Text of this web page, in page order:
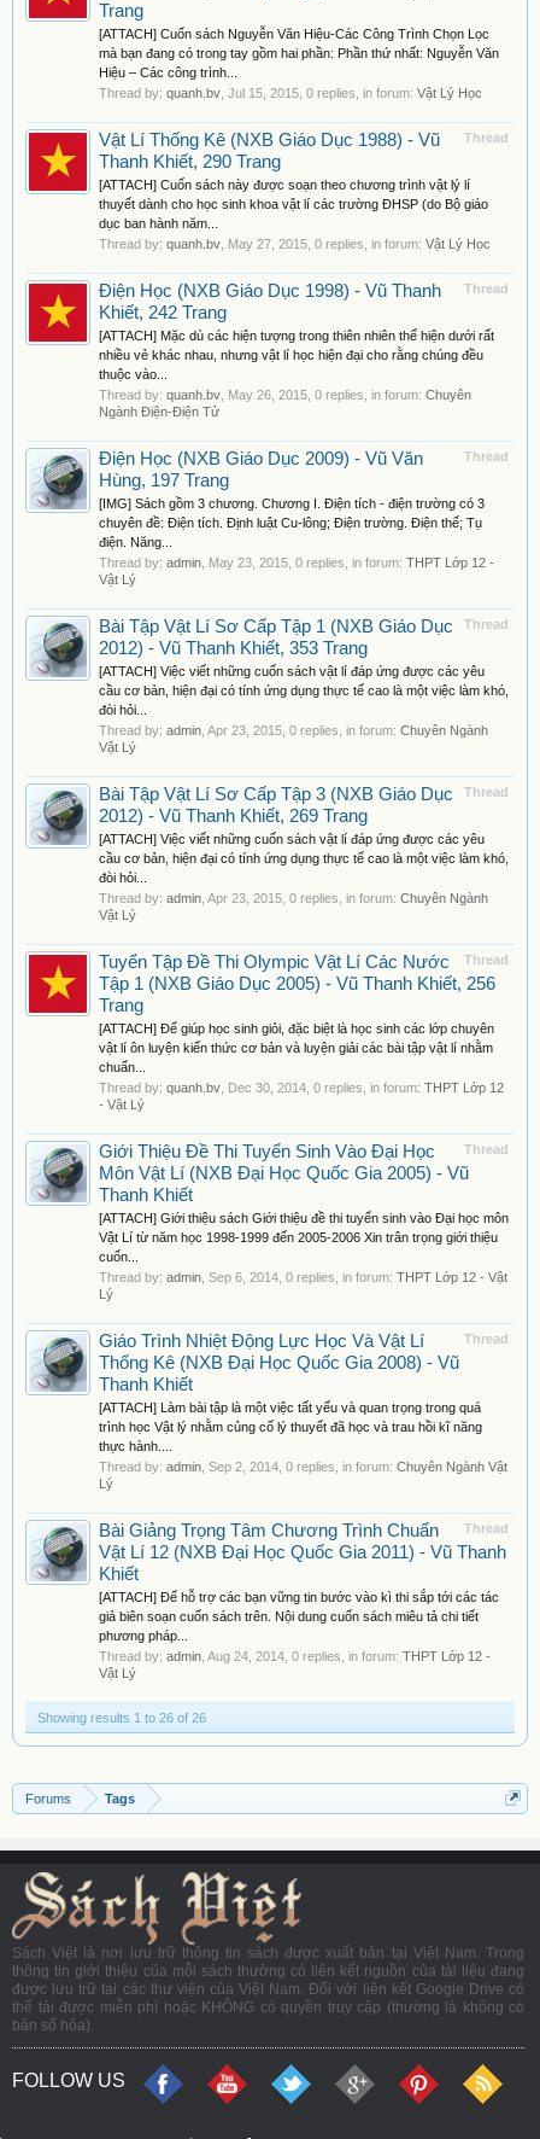
Trang
[ATTACH] Cuốn sách Nguyễn Văn Hiệu-Các Công Trình Chọn Lọc
mà bạn đang có trong tay gồm hai phần: Phần thứ nhất: Nguyễn Văn
Hiệu – Các công trình...
Thread by: quanh.bv Jul 15, 2015 , 0 replies, in forum: Vật Lý Học
Thread
Vật Lí Thống Kê (NXB Giáo Dục 1988) - Vũ
Thanh Khiết, 290 Trang
[ATTACH] Cuốn sách này được soạn theo chương trình vật lý lí
thuyết dành cho học sinh khoa vật lí các trường ĐHSP (do Bộ giáo
dục ban hành năm...
Thread by: quanh.bv May 27, 2015 , 0 replies, in forum: Vật Lý Học
Thread
Điện Học (NXB Giáo Dục 1998) - Vũ Thanh
Khiết, 242 Trang
[ATTACH] Mặc dù các hiện tượng trong thiên nhiên thể hiện dưới rất
nhiều vẻ khác nhau, nhưng vật lí học hiện đại cho rằng chúng đều
thuộc vào...
Thread by: quanh.bv May 26, 2015 , 0 replies, in forum: Chuyên
Ngành Điện-Điện Tử
Thread
Điện Học (NXB Giáo Dục 2009) - Vũ Văn
Hùng, 197 Trang
[IMG] Sách gồm 3 chương. Chương I. Điện tích - điện trường có 3
chuyên đề: Điện tích. Định luật Cu-lông; Điện trường. Điện thế; Tụ
điện. Năng...
Thread by: admin May 23, 2015 , 0 replies, in forum: THPT Lớp 12 -
Vật Lý
Thread
Bài Tập Vật Lí Sơ Cấp Tập 1 (NXB Giáo Dục
2012) - Vũ Thanh Khiết, 353 Trang
[ATTACH] Việc viết những cuốn sách vật lí đáp ứng được các yêu
cầu cơ bản, hiện đại có tính ứng dụng thực tế cao là một việc làm khó,
đòi hỏi...
Thread by: admin Apr 23, 2015 , 0 replies, in forum: Chuyên Ngành
Vật Lý
Thread
Bài Tập Vật Lí Sơ Cấp Tập 3 (NXB Giáo Dục
2012) - Vũ Thanh Khiết, 269 Trang
[ATTACH] Việc viết những cuốn sách vật lí đáp ứng được các yêu
cầu cơ bản, hiện đại có tính ứng dụng thực tế cao là một việc làm khó,
đòi hỏi...
Thread by: admin Apr 23, 2015 , 0 replies, in forum: Chuyên Ngành
Vật Lý
Thread
Tuyển Tập Đề Thi Olympic Vật Lí Các Nước
Tập 1 (NXB Giáo Dục 2005) - Vũ Thanh Khiết, 256
Trang
[ATTACH] Để giúp học sinh giỏi, đặc biệt là học sinh các lớp chuyên
vật lí ôn luyện kiến thức cơ bản và luyện giải các bài tập vật lí nhằm
chuẩn...
Thread by: quanh.bv Dec 30, 2014 , 0 replies, in forum: THPT Lớp 12
- Vật Lý
Thread
Giới Thiệu Đề Thi Tuyển Sinh Vào Đại Học
Môn Vật Lí (NXB Đại Học Quốc Gia 2005) - Vũ
Thanh Khiết
[ATTACH] Giới thiệu sách Giới thiệu đề thi tuyển sinh vào Đại học môn
Vật Lí từ năm học 1998-1999 đến 2005-2006 Xin trân trọng giới thiệu
cuốn...
Thread by: admin Sep 6, 2014 , 0 replies, in forum: THPT Lớp 12 - Vật
Lý
Thread
Giáo Trình Nhiệt Động Lực Học Và Vật Lí
Thống Kê (NXB Đại Học Quốc Gia 2008) - Vũ
Thanh Khiết
[ATTACH] Làm bài tập là một việc tất yếu và quan trọng trong quá
trình học Vật lý nhằm củng cố lý thuyết đã học và trau hồi kĩ năng
thực hành....
Thread by: admin Sep 2, 2014 , 0 replies, in forum: Chuyên Ngành Vật
Lý
Thread
Bài Giảng Trọng Tâm Chương Trình Chuẩn
Vật Lí 12 (NXB Đại Học Quốc Gia 2011) - Vũ Thanh
Khiết
[ATTACH] Để hỗ trợ các bạn vững tin bước vào kì thi sắp tới các tác
giả biên soạn cuốn sách trên. Nội dung cuốn sách miêu tả chi tiết
phương pháp...
Thread by: admin Aug 24, 2014 , 0 replies, in forum: THPT Lớp 12 -
Vật Lý
Showing results 1 to 26 of 26
Forums Tags
Sách Việt là nơi lưu trữ thông tin sách được xuất bản tại Việt Nam. Trong
thông tin giới thiệu của mỗi sách thường có liên kết nguồn của tài liệu đang
được lưu trữ tại các thư viện của Việt Nam. Đối với liên kết Google Drive có
thể tải được miễn phí hoặc KHÔNG có quyền truy cập (thường là không có
bản số hóa).
FOLLOW US